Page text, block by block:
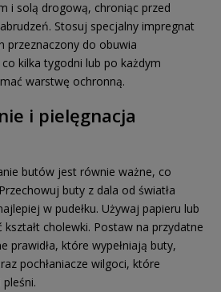
i solą drogową, chroniąc przed
Stosuj specjalny impregnat
przeznaczony do obuwia
kilka tygodni lub po każdym
warstwę ochronną.
i pielęgnacja
butów jest równie ważne, co
buty z dala od światła
w pudełku. Używaj papieru lub
kształt cholewki. Postaw na przydatne
prawidła, które wypełniają buty,
pochłaniacze wilgoci, które